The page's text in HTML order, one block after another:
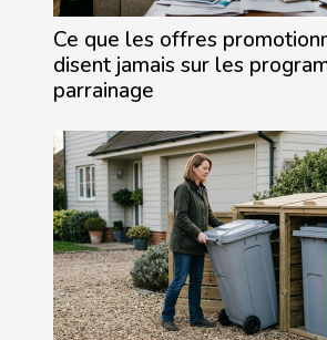
Ce que les offres
disent jamais sur les
parrainage